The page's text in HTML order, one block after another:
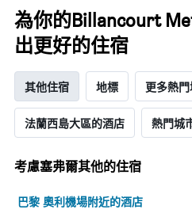
為你的Billancourt
出更好的住宿
其他住宿 地標 更多熱
法蘭西島大區的酒店 熱門城
考慮塞弗爾​其他的住宿
巴黎 奧利機場附近的酒店